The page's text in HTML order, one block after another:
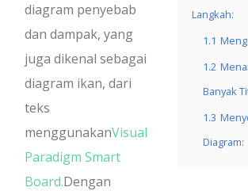
Langkah:
1.1
1.2
Banyak
1.3
Diagram:
diagram penyebab
dan dampak, yang
juga dikenal sebagai
diagram ikan, dari
teks
menggunakanVisual
Paradigm Smart
Board.Dengan